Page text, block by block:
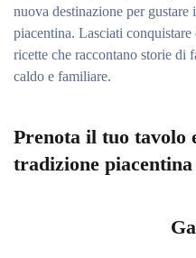
nuova destinazione per
piacentina. Lasciati
ricette che raccontano storie di
caldo e familiare.
Prenota il tuo tavolo
tradizione